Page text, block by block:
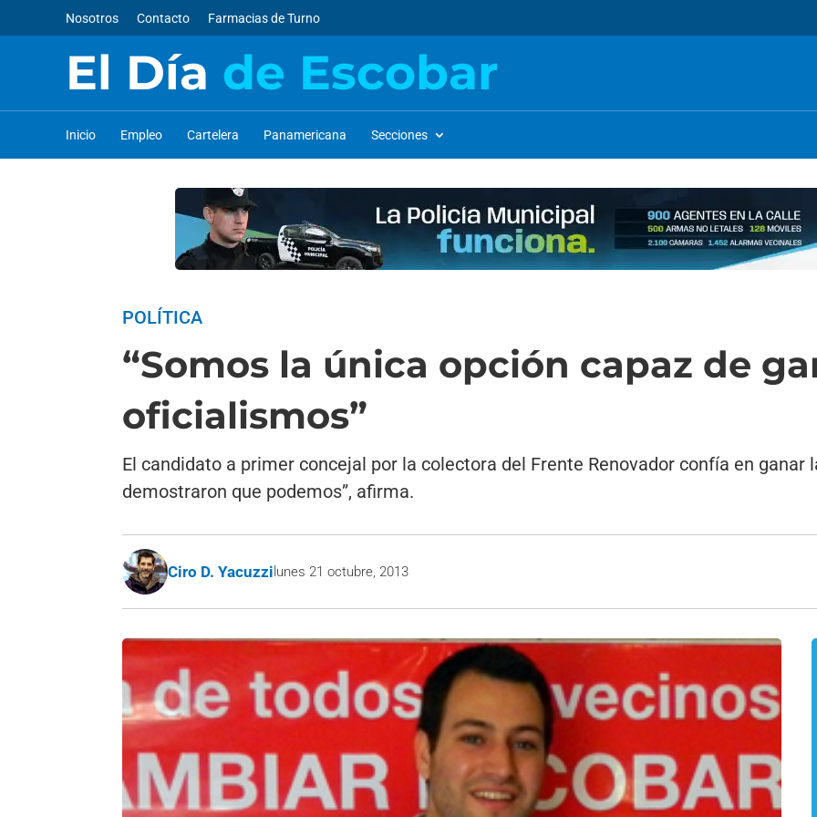
Nosotros Contacto Farmacias de Turno
El Día de Escobar
Inicio Empleo Cartelera Panamericana Secciones
POLÍTICA
“Somos la única opción capaz de
oficialismos”
El candidato a primer concejal por la colectora del Frente Renovador confía en ganar
demostraron que podemos”, afirma.
Ciro D. Yacuzzi lunes 21 octubre, 2013